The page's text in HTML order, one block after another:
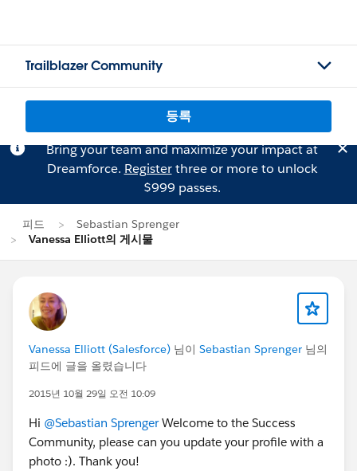
Trailblazer Community
등록
Bring your team and maximize your impact at
Dreamforce. Registerthree or more to unlock
$999 passes.
피드
Sebastian Sprenger
Vanessa Elliott의 게시물
Vanessa Elliott (Salesforce) 님이 Sebastian Sprenger 님의
피드에 글을 올렸습니다
2015년 10월 29일 오전 10:09
Hi @Sebastian SprengerWelcome to the Success
Community, please can you update your profile with a
photo :). Thank you!